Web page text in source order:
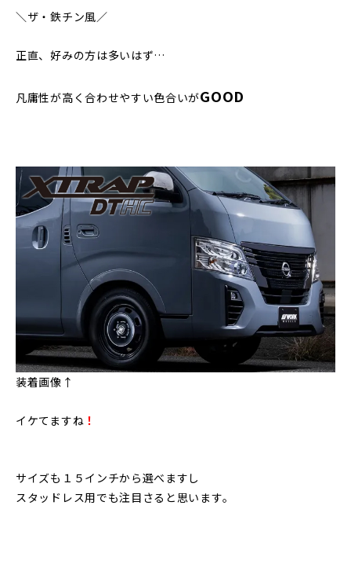
＼ザ・鉄チン風／
正直、好みの方は多いはず…
凡庸性が高く合わせやすい色合いがGOOD
装着画像↑
イケてますね ！
サイズも１５インチから選べますし
スタッドレス用でも注目さると思います。